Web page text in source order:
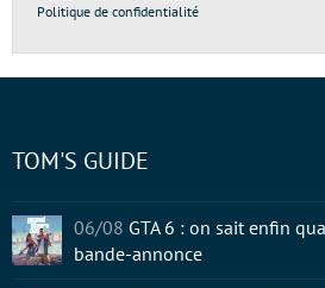
Politique de confidentialité
TOM'S GUIDE
06/08 GTA 6 : on sait enfin
bande-annonce